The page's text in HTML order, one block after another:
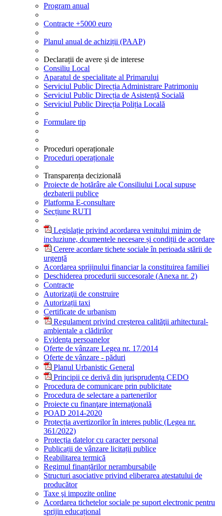
Program anual
Contracte +5000 euro
Planul anual de achiziții (PAAP)
Declarații de avere și de interese
Consiliu Local
Aparatul de specialitate al Primarului
Serviciul Public Direcția Administrare Patrimoniu
Serviciul Public Direcția de Asistență Socială
Serviciul Public Direcția Poliția Locală
Formulare tip
Proceduri operaționale
Proceduri operaționale
Transparența decizională
Proiecte de hotărâre ale Consiliului Local supuse
dezbaterii publice
Platforma E-consultare
Secțiune RUTI
Legislație privind acordarea venitului minim de
incluziune, dcumentele necesare și condiții de acordare
Cerere acordare tichete sociale în perioada stării de
urgență
Acordarea sprijinului financiar la constituirea familiei
Deschiderea procedurii succesorale (Anexa nr. 2)
Contracte
Autorizaţii de construire
Autorizații taxi
Certificate de urbanism
Regulament privind creşterea calităţii arhitectural-
ambientale a clădirilor
Evidența persoanelor
Oferte de vânzare Legea nr. 17/2014
Oferte de vânzare - păduri
Planul Urbanistic General
Principii ce derivă din jurisprudența CEDO
Procedura de comunicare prin publicitate
Procedura de selectare a partenerilor
Proiecte cu finanţare internaţională
POAD 2014-2020
Protecția avertizorilor în interes public (Legea nr.
361/2022)
Protecția datelor cu caracter personal
Publicații de vânzare licitații publice
Reabilitarea termică
Regimul finanțărilor nerambursabile
Structuri asociative privind eliberarea atestatului de
producător
Taxe şi impozite online
Acordarea tichetelor sociale pe suport electronic pentru
sprijin educațional